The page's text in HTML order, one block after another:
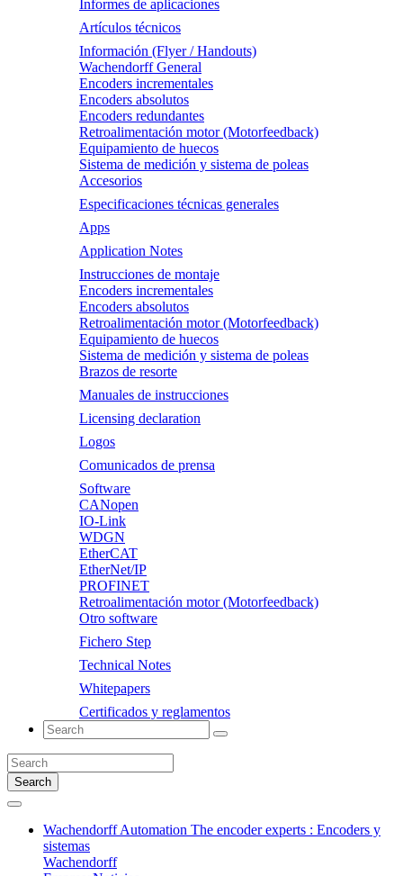
Informes de aplicaciones
Artículos técnicos
Información (Flyer / Handouts)
Wachendorff General
Encoders incrementales
Encoders absolutos
Encoders redundantes
Retroalimentación motor (Motorfeedback)
Equipamiento de huecos
Sistema de medición y sistema de poleas
Accesorios
Especificaciones técnicas generales
Apps
Application Notes
Instrucciones de montaje
Encoders incrementales
Encoders absolutos
Retroalimentación motor (Motorfeedback)
Equipamiento de huecos
Sistema de medición y sistema de poleas
Brazos de resorte
Manuales de instrucciones
Licensing declaration
Logos
Comunicados de prensa
Software
CANopen
IO-Link
WDGN
EtherCAT
EtherNet/IP
PROFINET
Retroalimentación motor (Motorfeedback)
Otro software
Fichero Step
Technical Notes
Whitepapers
Certificados y reglamentos
Search
Wachendorff Automation The encoder experts : Encoders y
sistemas
Wachendorff